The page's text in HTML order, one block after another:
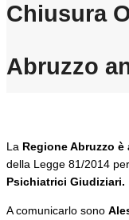
Chiusura
Abruzzo
La Regione Abruzzo
della Legge 81/2014
Psichiatrici Giudiziari.
A comunicarlo sono